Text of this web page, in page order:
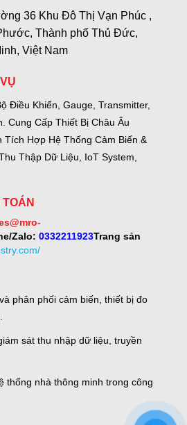
36 Khu Đô Thị Vạn Phúc ,
Thành phố Thủ Đức,
Việt Nam
Điều Khiển, Gauge, Transmitter,
Cung Cấp Thiết Bị Châu Âu
Tích Hợp Hệ Thống Cảm Biến &
Thập Dữ Liệu, IoT System,
Zalo: 0332211923Trang sản
phân phối cảm biến, thiết bị đo
sát thu nhập dữ liệu, truyền
thống nhà thông minh trong công